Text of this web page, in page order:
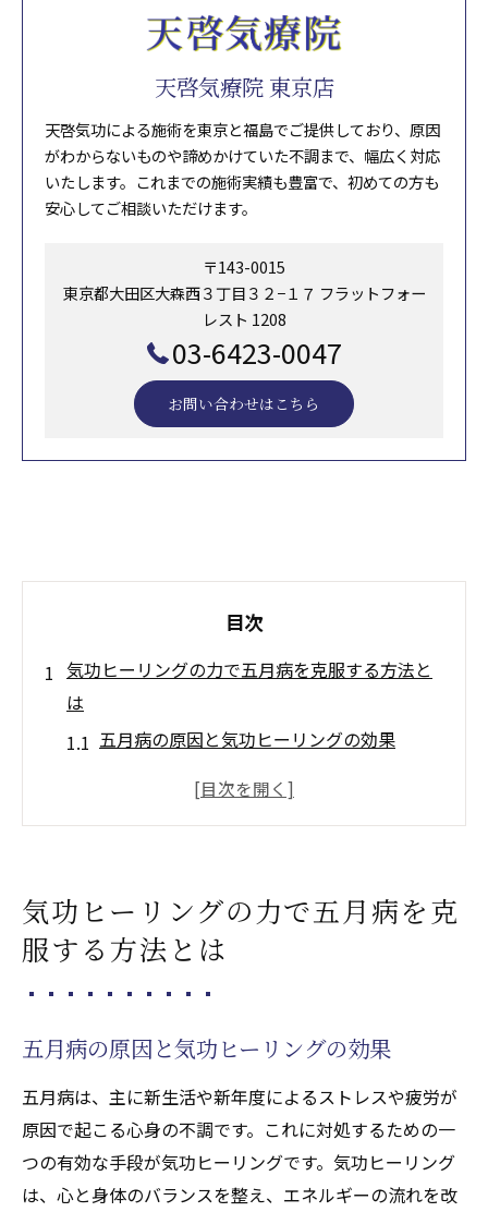
天啓気療院 東京店
天啓気功による施術を東京と福島でご提供しており、原因
がわからないものや諦めかけていた不調まで、幅広く対応
いたします。これまでの施術実績も豊富で、初めての方も
安心してご相談いただけます。
〒143-0015
東京都大田区大森西３丁目３２−１７ フラットフォー
レスト 1208
03-6423-0047
お問い合わせはこちら
目次
気功ヒーリングの力で五月病を克服する方法と
は
五月病の原因と気功ヒーリングの効果
気功ヒーリングを取り入れた五月病対策の
法
気功ヒーリングで五月病を予防するための
善事例
天啓気功治療や療法で活性化するクンダリニー
とチャクラがもたらす気功ヒーリングの驚異
天啓気功治療や療法で活性化するクンダリ
ニーとは何か？その覚醒のプロセス
気功ヒーリングの力で五月病を克
服する方法とは
五月病の原因と気功ヒーリングの効果
五月病は、主に新生活や新年度によるストレスや疲労が
原因で起こる心身の不調です。これに対処するための一
つの有効な手段が気功ヒーリングです。気功ヒーリング
は、心と身体のバランスを整え、エネルギーの流れを改